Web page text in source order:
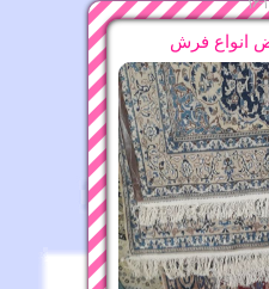
محدوده جوانمرد قصاب
بهارستان ۶۶۵۳۰۸۸۱
16-11-1396
۶۶۵۳۰۸۸۱
16-11-1396
تکاوران ۷۷۹۰۰۸۹۱
09-11-1396
انواع فرش